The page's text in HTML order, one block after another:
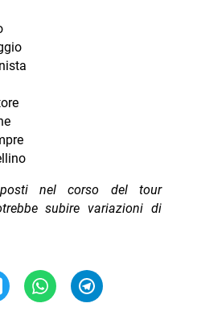
nel corso del tour
subire variazioni di